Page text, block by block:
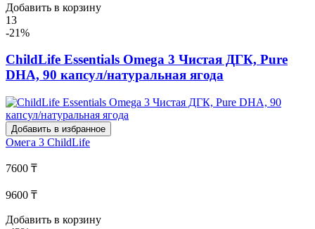
Добавить в корзину
13
-21%
ChildLife Essentials Omega 3 Чистая ДГК, Pure
DHA, 90 капсул/натуральная ягода
Добавить в избранное
Омега 3 ChildLife
7600 ₸
9600 ₸
Добавить в корзину